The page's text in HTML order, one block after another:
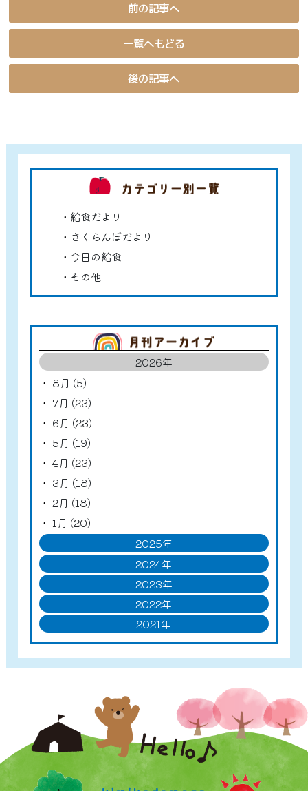
前の記事へ
一覧へもどる
後の記事へ
給食だより
さくらんぼだより
今日の給食
その他
2026年
8月 (5)
7月 (23)
6月 (23)
5月 (19)
4月 (23)
3月 (18)
2月 (18)
1月 (20)
2025年
2024年
2023年
2022年
2021年